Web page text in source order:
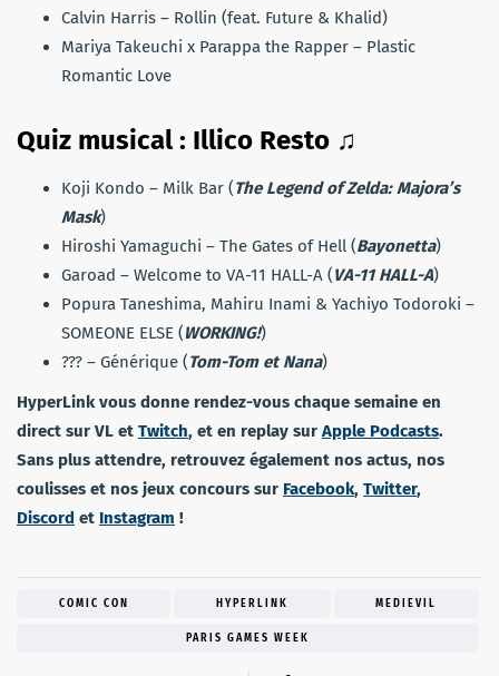
Calvin Harris – Rollin (feat. Future & Khalid)
Mariya Takeuchi x Parappa the Rapper – Plastic
Romantic Love
Quiz musical : Illico Resto ♫
Koji Kondo – Milk Bar (The Legend of Zelda: Majora’s
Mask)
Hiroshi Yamaguchi – The Gates of Hell (Bayonetta)
Garoad – Welcome to VA-11 HALL-A (VA-11 HALL-A)
Popura Taneshima, Mahiru Inami & Yachiyo Todoroki –
SOMEONE ELSE (WORKING!)
??? – Générique (Tom-Tom et Nana)
HyperLink vous donne rendez-vous chaque semaine en
direct sur VL et Twitch, et en replay sur Apple Podcasts.
Sans plus attendre, retrouvez également nos actus, nos
coulisses et nos jeux concours sur Facebook, Twitter,
Discord et Instagram !
COMIC CON HYPERLINK MEDIEVIL
PARIS GAMES WEEK